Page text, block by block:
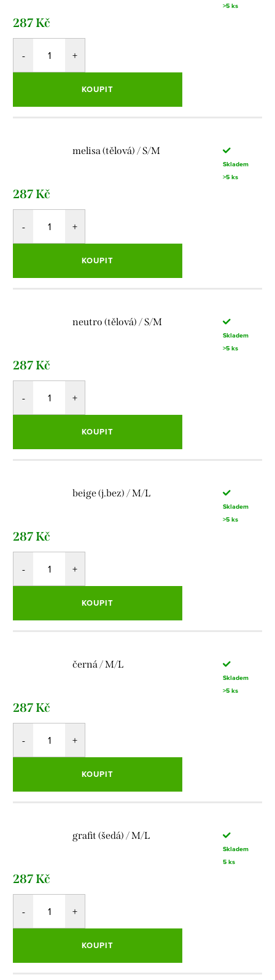
>5 ks
287 Kč
KOUPIT
melisa (tělová) / S/M
Skladem
>5 ks
287 Kč
KOUPIT
neutro (tělová) / S/M
Skladem
>5 ks
287 Kč
KOUPIT
beige (j.bez) / M/L
Skladem
>5 ks
287 Kč
KOUPIT
černá / M/L
Skladem
>5 ks
287 Kč
KOUPIT
grafit (šedá) / M/L
Skladem
5 ks
287 Kč
KOUPIT